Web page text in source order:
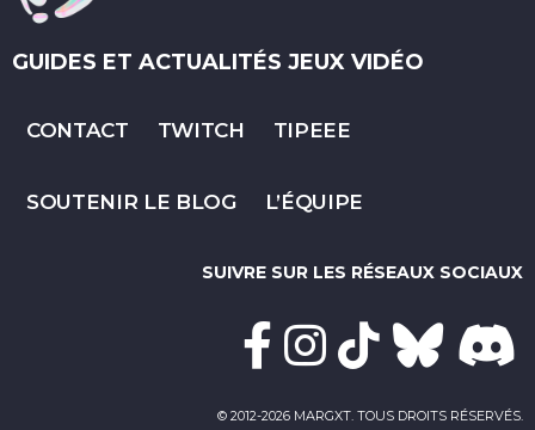
GUIDES ET ACTUALITÉS JEUX VIDÉO
CONTACT TWITCH TIPEEE
SOUTENIR LE BLOG L’ÉQUIPE
SUIVRE SUR LES RÉSEAUX SOCIAUX
© 2012-2026 MARGXT. TOUS DROITS RÉSERVÉS.